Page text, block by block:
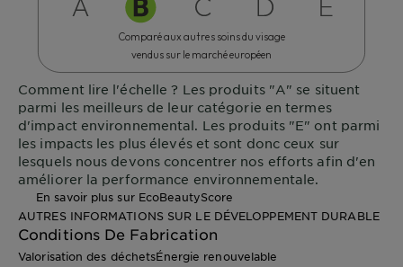
Comparé aux autres soins du visage
vendus sur le marché européen
Comment lire l'échelle ? Les produits "A" se situent
parmi les meilleurs de leur catégorie en termes
d'impact environnemental. Les produits "E" ont parmi
les impacts les plus élevés et sont donc ceux sur
lesquels nous devons concentrer nos efforts afin d'en
améliorer la performance environnementale.
En savoir plus sur EcoBeautyScore
AUTRES INFORMATIONS SUR LE DÉVELOPPEMENT DURABLE
Conditions De Fabrication
Valorisation des déchetsÉnergie renouvelable